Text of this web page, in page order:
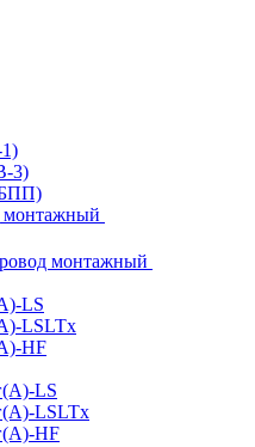
3)
монтажный
монтажный
LS
LSLTx
HF
LS
LSLTx
HF